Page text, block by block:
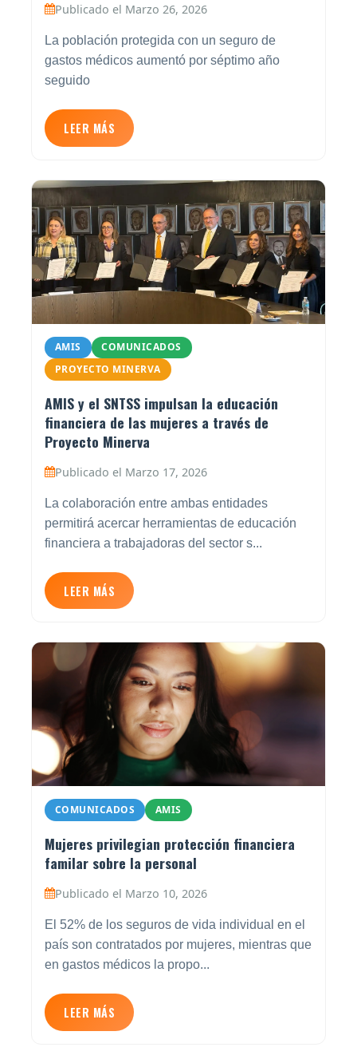
Publicado el Marzo 26, 2026
La población protegida con un seguro de
gastos médicos aumentó por séptimo año
seguido
LEER MÁS
AMIS
COMUNICADOS
PROYECTO MINERVA
AMIS y el SNTSS impulsan la educación
financiera de las mujeres a través de
Proyecto Minerva
Publicado el Marzo 17, 2026
La colaboración entre ambas entidades
permitirá acercar herramientas de educación
financiera a trabajadoras del sector s...
LEER MÁS
COMUNICADOS AMIS
Mujeres privilegian protección financiera
familar sobre la personal
Publicado el Marzo 10, 2026
El 52% de los seguros de vida individual en el
país son contratados por mujeres, mientras que
en gastos médicos la propo...
LEER MÁS